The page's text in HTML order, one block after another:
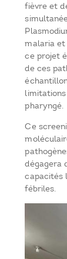
fièvre et
malaria
ce projet
de ces
pharyngé.
Ce
dégagera
capacités
fébriles.